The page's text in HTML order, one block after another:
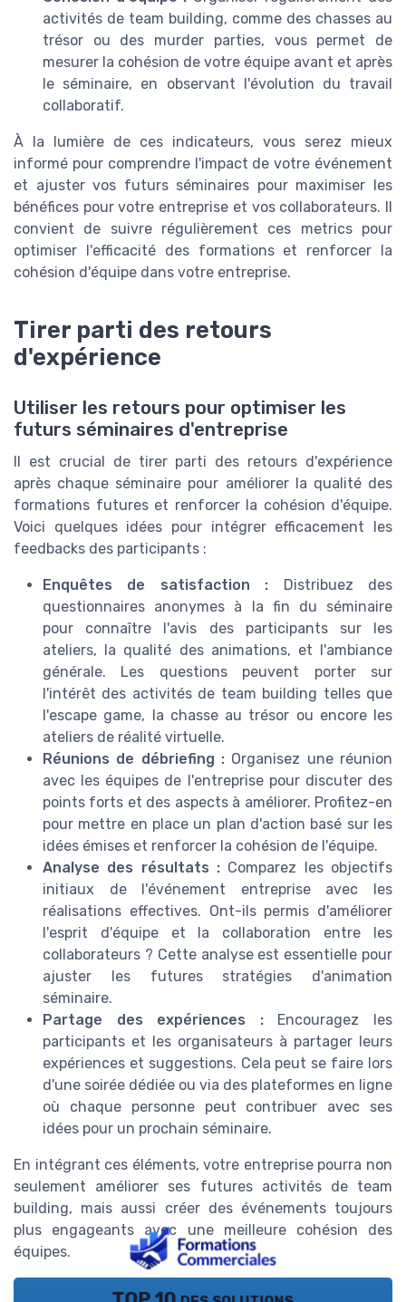
activités de team building, comme des chasses au
trésor ou des murder parties, vous permet de
mesurer la cohésion de votre équipe avant et après
le séminaire, en observant l'évolution du travail
collaboratif.
À la lumière de ces indicateurs, vous serez mieux
informé pour comprendre l'impact de votre événement
et ajuster vos futurs séminaires pour maximiser les
bénéfices pour votre entreprise et vos collaborateurs. Il
convient de suivre régulièrement ces metrics pour
optimiser l'efficacité des formations et renforcer la
cohésion d'équipe dans votre entreprise.
Tirer parti des retours
d'expérience
Utiliser les retours pour optimiser les
futurs séminaires d'entreprise
Il est crucial de tirer parti des retours d'expérience
après chaque séminaire pour améliorer la qualité des
formations futures et renforcer la cohésion d'équipe.
Voici quelques idées pour intégrer efficacement les
feedbacks des participants :
Enquêtes de satisfaction : Distribuez des
questionnaires anonymes à la fin du séminaire
pour connaître l'avis des participants sur les
ateliers, la qualité des animations, et l'ambiance
générale. Les questions peuvent porter sur
l'intérêt des activités de team building telles que
l'escape game, la chasse au trésor ou encore les
ateliers de réalité virtuelle.
Réunions de débriefing : Organisez une réunion
avec les équipes de l'entreprise pour discuter des
points forts et des aspects à améliorer. Profitez-en
pour mettre en place un plan d'action basé sur les
idées émises et renforcer la cohésion de l'équipe.
Analyse des résultats : Comparez les objectifs
initiaux de l'événement entreprise avec les
réalisations effectives. Ont-ils permis d'améliorer
l'esprit d'équipe et la collaboration entre les
collaborateurs ? Cette analyse est essentielle pour
ajuster les futures stratégies d'animation
séminaire.
Partage des expériences :Encouragez les
participants et les organisateurs à partager leurs
expériences et suggestions. Cela peut se faire lors
d'une soirée dédiée ou via des plateformes en ligne
où chaque personne peut contribuer avec ses
idées pour un prochain séminaire.
En intégrant ces éléments, votre entreprise pourra non
seulement améliorer ses futures activités de team
building, mais aussi créer des événements toujours
plus engageants avec une meilleure cohésion des
équipes.